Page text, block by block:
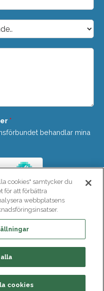
*
behandlar mina
SKICKA
cookies" samtycker du
för att förbättra
webbplatsens
cookies